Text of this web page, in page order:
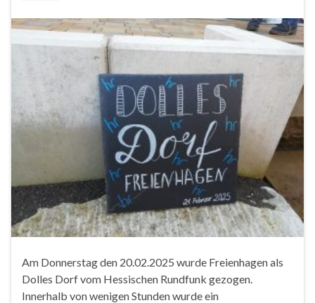
Am Donnerstag den 20.02.2025 wurde Freienhagen als
Dolles Dorf vom Hessischen Rundfunk gezogen.
Innerhalb von wenigen Stunden wurde ein